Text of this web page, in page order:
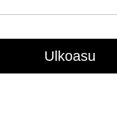
Ulkoasu